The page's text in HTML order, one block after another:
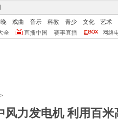
戏曲 音乐 科教 青少 文化
艺术
全 直播中国 赛事直播 网络
>
风力发电机 利用百米